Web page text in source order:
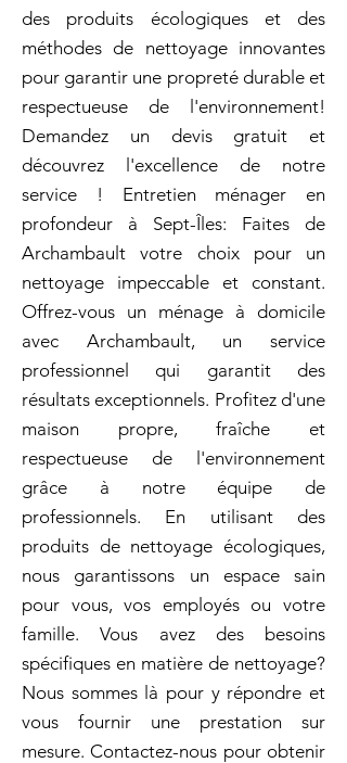
des produits écologiques et des
méthodes de nettoyage innovantes
pour garantir une propreté durable et
respectueuse de l'environnement!
Demandez un devis gratuit et
découvrez l'excellence de notre
service ! Entretien ménager en
profondeur à Sept-Îles: Faites de
Archambault votre choix pour un
nettoyage impeccable et constant.
Offrez-vous un ménage à domicile
avec Archambault, un service
professionnel qui garantit des
résultats exceptionnels. Profitez d'une
maison propre, fraîche et
respectueuse de l'environnement
grâce à notre équipe de
professionnels. En utilisant des
produits de nettoyage écologiques,
nous garantissons un espace sain
pour vous, vos employés ou votre
famille. Vous avez des besoins
spécifiques en matière de nettoyage?
Nous sommes là pour y répondre et
vous fournir une prestation sur
mesure. Contactez-nous pour obtenir